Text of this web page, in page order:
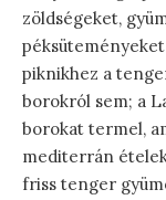
zöldségeket,
piknikhez a
borokról sem; a
borokat termel,
mediterrán
friss tenger